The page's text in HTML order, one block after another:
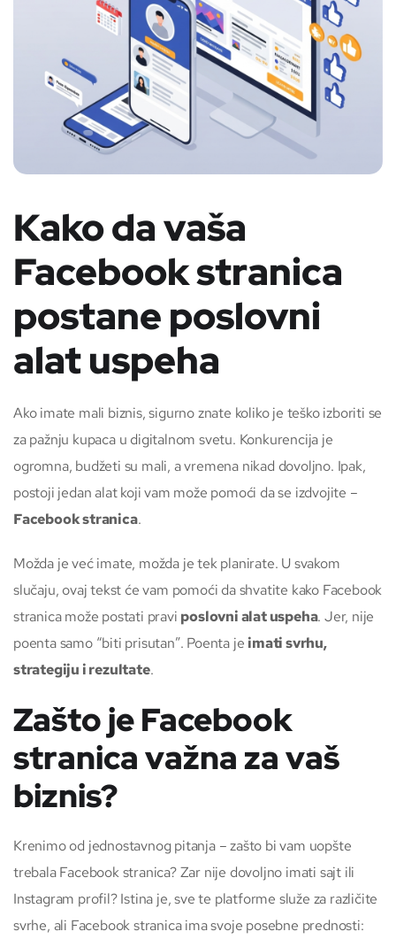
Kako da vaša
Facebook stranica
postane poslovni
alat uspeha
Ako imate mali biznis, sigurno znate koliko je teško izboriti se
za pažnju kupaca u digitalnom svetu. Konkurencija je
ogromna, budžeti su mali, a vremena nikad dovoljno. Ipak,
postoji jedan alat koji vam može pomoći da se izdvojite –
Facebook stranica.
Možda je već imate, možda je tek planirate. U svakom
slučaju, ovaj tekst će vam pomoći da shvatite kako Facebook
stranica može postati pravi poslovni alat uspeha. Jer, nije
poenta samo “biti prisutan”. Poenta je imati svrhu,
strategiju i rezultate.
Zašto je Facebook
stranica važna za vaš
biznis?
Krenimo od jednostavnog pitanja – zašto bi vam uopšte
trebala Facebook stranica? Zar nije dovoljno imati sajt ili
Instagram profil? Istina je, sve te platforme služe za različite
svrhe, ali Facebook stranica ima svoje posebne prednosti: